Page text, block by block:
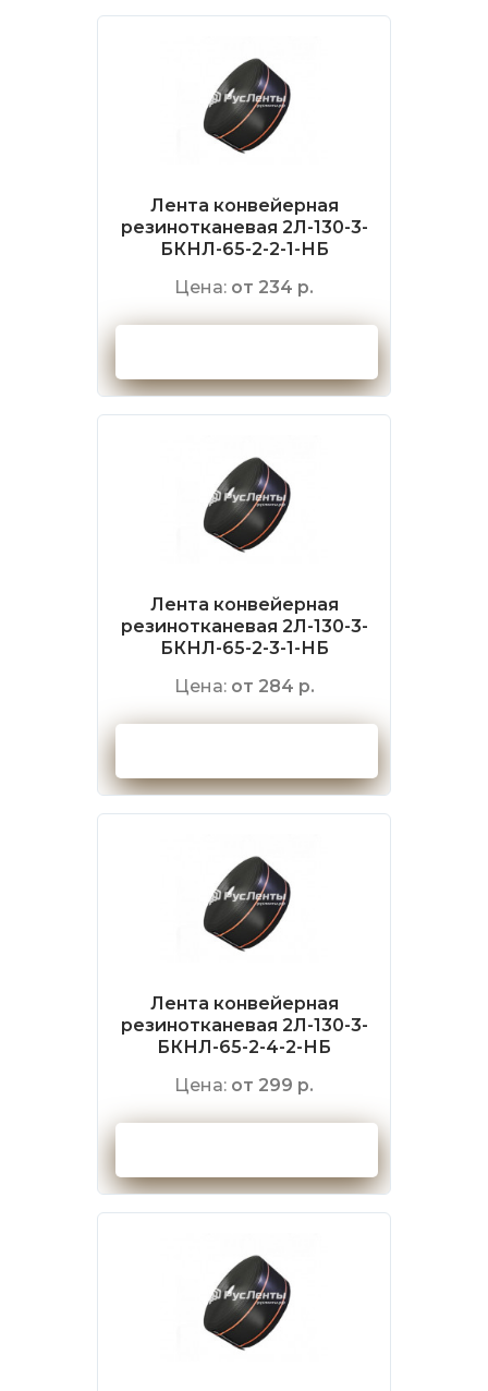
Лента конвейерная
резинотканевая 2Л-130-3-
БКНЛ-65-2-2-1-НБ
Цена: от 234 р.
Лента конвейерная
резинотканевая 2Л-130-3-
БКНЛ-65-2-3-1-НБ
Цена: от 284 р.
Лента конвейерная
резинотканевая 2Л-130-3-
БКНЛ-65-2-4-2-НБ
Цена: от 299 р.